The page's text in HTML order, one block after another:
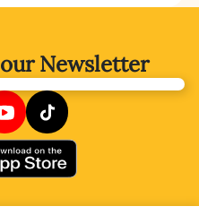
our Newsletter